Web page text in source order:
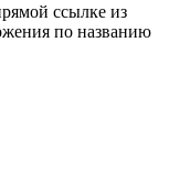
ссылке из
по названию